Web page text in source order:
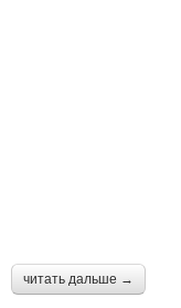
читать дальше →